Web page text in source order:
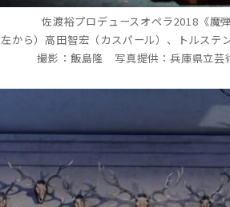
佐渡裕プロデュースオペラ2018《魔
左から）高田智宏（カスパール）、トルステ
撮影：飯島隆 写真提供：兵庫県立芸